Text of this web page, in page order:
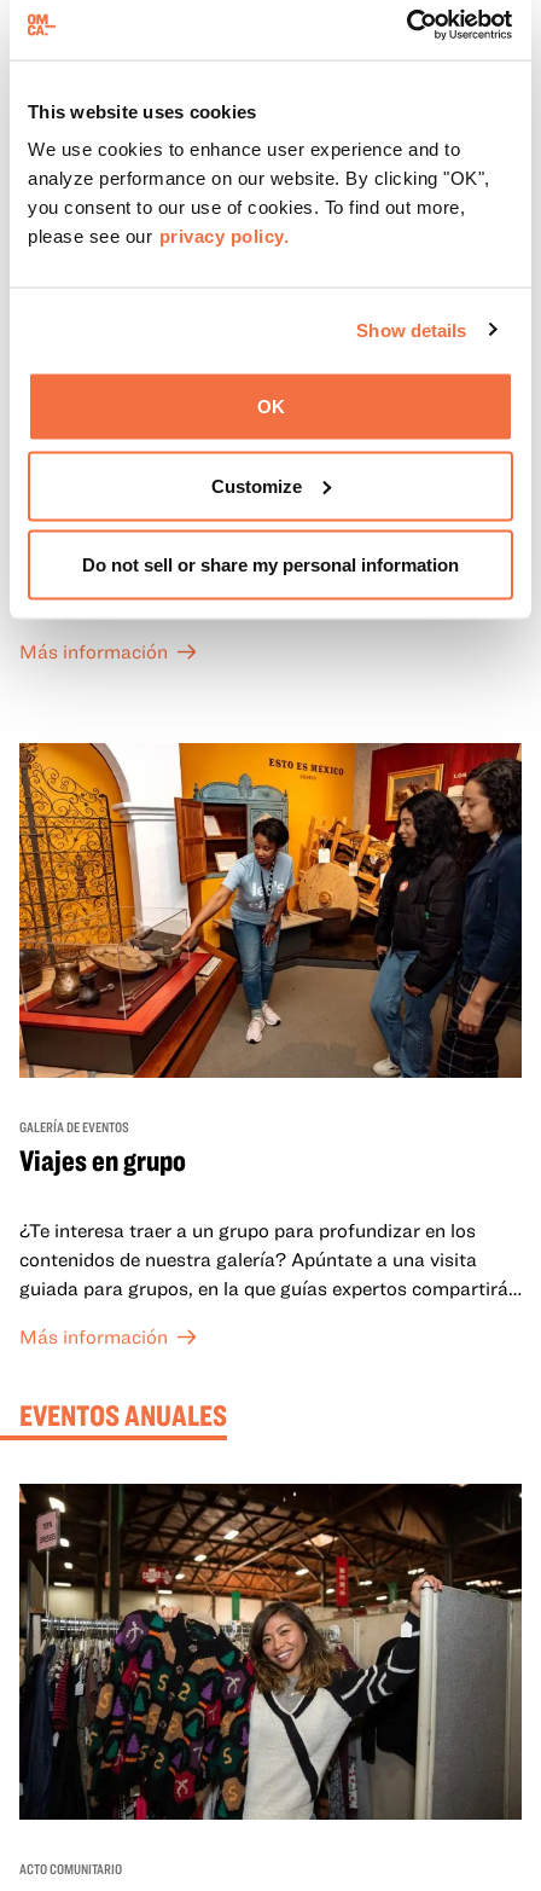
This website uses cookies
We use cookies to enhance user experience and to
analyze performance on our website. By clicking "OK",
you consent to our use of cookies. To find out more,
please see our privacy policy.
Show details
OK
Customize
Do not sell or share my personal information
PRIMEROS DOMINGOS
Primeros domingos
a las Galerías de Arte, Historia y Ciencias Naturales de
California del OMCA es gratuita y las entradas para las
a un precio reducido de 6 $.
Más información
GALERÍA DE EVENTOS
Viajes en grupo
¿Te interesa traer a un grupo para profundizar en los
contenidos de nuestra galería? Apúntate a una visita
guiada para grupos, en la que guías expertos compartirán
mejor lo que se expone en las galerías del OMCA.
Más información
EVENTOS ANUALES
ACTO COMUNITARIO